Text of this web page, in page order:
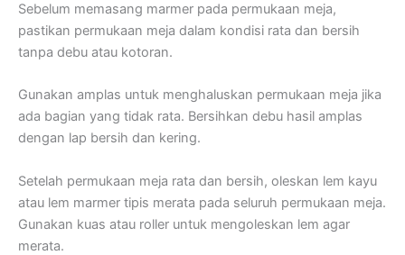
Sebelum memasang marmer pada permukaan meja,
pastikan permukaan meja dalam kondisi rata dan bersih
tanpa debu atau kotoran.
Gunakan amplas untuk menghaluskan permukaan meja jika
ada bagian yang tidak rata. Bersihkan debu hasil amplas
dengan lap bersih dan kering.
Setelah permukaan meja rata dan bersih, oleskan lem kayu
atau lem marmer tipis merata pada seluruh permukaan meja.
Gunakan kuas atau roller untuk mengoleskan lem agar
merata.